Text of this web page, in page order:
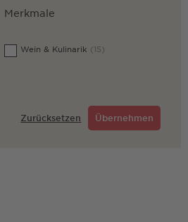
Merkmale
Wein & Kulinarik (15)
Zurücksetzen Übernehmen